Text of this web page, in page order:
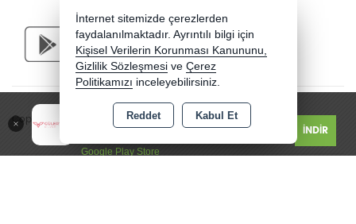
Güler Yüzlü Silver - Jewelry
Google Play Store
İNDİR
Copyright 2026 guleryuzlusilver.com - Tüm hakları saklıdır.
İnternet sitemizde çerezlerden
faydalanılmaktadır. Ayrıntılı bilgi için
Kişisel Verilerin Korunması Kanununu,
Gizlilik Sözleşmesi ve Çerez
Politikamızı inceleyebilirsiniz.
Reddet Kabul Et